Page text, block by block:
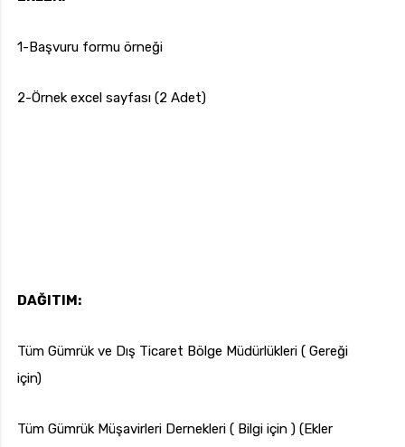
1-Başvuru formu örneği
2-Örnek excel sayfası (2 Adet)
DAĞITIM:
Tüm Gümrük ve Dış Ticaret Bölge Müdürlükleri ( Gereği
için)
Tüm Gümrük Müşavirleri Dernekleri ( Bilgi için ) (Ekler